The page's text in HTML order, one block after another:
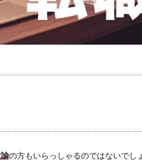
の方もいらっしゃるのではないでし